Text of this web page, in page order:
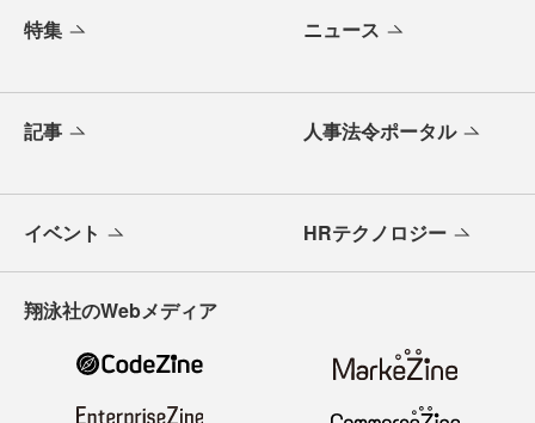
特集 ニュース
記事 人事法令ポータル
イベント HRテクノロジー
翔泳社のWebメディア